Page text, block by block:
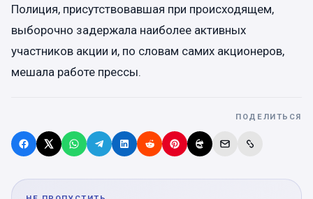
Полиция, присутствовавшая при происходящем,
выборочно задержала наиболее активных
участников акции и, по словам самих акционеров,
мешала работе прессы.
ПОДЕЛИТЬСЯ